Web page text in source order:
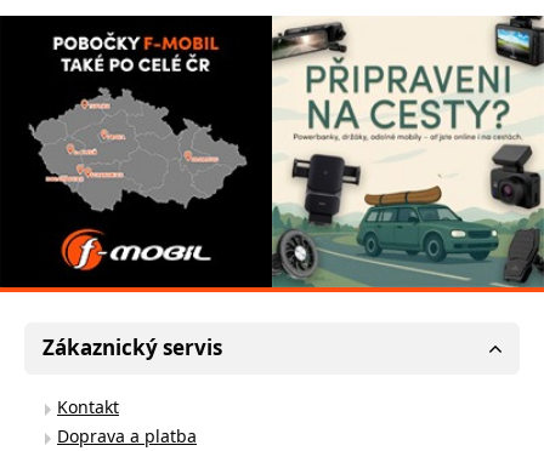
Zákaznický servis
Kontakt
Doprava a platba